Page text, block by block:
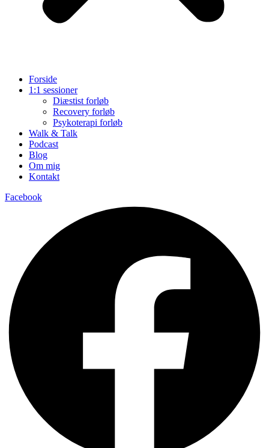
Forside
1:1 sessioner
Diæstist forløb
Recovery forløb
Psykoterapi forløb
Walk & Talk
Podcast
Blog
Om mig
Kontakt
Facebook